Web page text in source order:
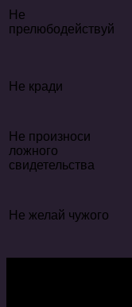
Не
прелюбодействуй
Не кради
Не произноси
ложного
свидетельства
Не желай чужого